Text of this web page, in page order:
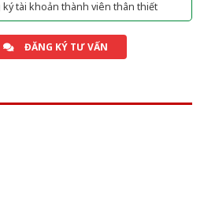
tài khoản thành viên thân thiết
ĐĂNG KÝ TƯ VẤN